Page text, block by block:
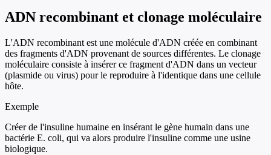
ADN recombinant et clonage moléculaire
L'ADN recombinant est une molécule d'ADN créée en combinant
des fragments d'ADN provenant de sources différentes. Le clonage
moléculaire consiste à insérer ce fragment d'ADN dans un vecteur
(plasmide ou virus) pour le reproduire à l'identique dans une cellule
hôte.
Exemple
Créer de l'insuline humaine en insérant le gène humain dans une
bactérie E. coli, qui va alors produire l'insuline comme une usine
biologique.